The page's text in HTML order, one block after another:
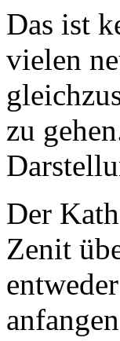
Das ist
vielen
zu
Der
Zenit